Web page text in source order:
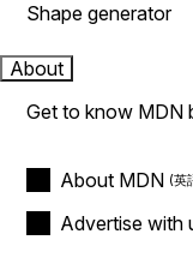
Shape generator
About
Get to know MDN
About MDN
Advertise with